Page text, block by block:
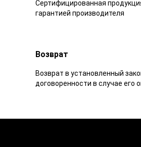
Сертифицированная
гарантией производителя
Возврат
Возврат в установленный
договоренности в случае его